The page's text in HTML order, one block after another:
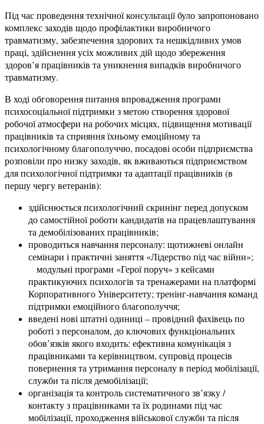
Під час проведення технічної консультації було запропоновано
комплекс заходів щодо профілактики виробничого
травматизму, забезпечення здорових та нешкідливих умов
праці, здійснення усіх можливих дій щодо збереження
здоров’я працівників та уникнення випадків виробничого
травматизму.
В ході обговорення питання впровадження програми
психосоціальної підтримки з метою створення здорової
робочої атмосфери на робочих місцях, підвищення мотивації
працівників та сприяння їхньому емоційному та
психологічному благополуччю, посадові особи підприємства
розповіли про низку заходів, як вживаються підприємством
для психологічної підтримки та адаптації працівників (в
першу чергу ветеранів):
здійснюється психологічний скринінг перед допуском
до самостійної роботи кандидатів на працевлаштування
та демобілізованих працівників;
проводиться навчання персоналу: щотижневі онлайн
семінари і практичні заняття «Лідерство під час війни»;
модульні програми «Герої поруч» з кейсами
практикуючих психологів та тренажерами на платформі
Корпоративного Університету; тренінг-навчання команд
підтримки емоційного благополуччя;
введені нові штатні одиниці – провідний фахівець по
роботі з персоналом, до ключових функціональних
обов’язків якого входить: ефективна комунікація з
працівниками та керівництвом, супровід процесів
повернення та утримання персоналу в період мобілізації,
служби та після демобілізації;
організація та контроль систематичного зв’язку /
контакту з працівниками та їх родинами під час
мобілізації, проходження військової служби та після